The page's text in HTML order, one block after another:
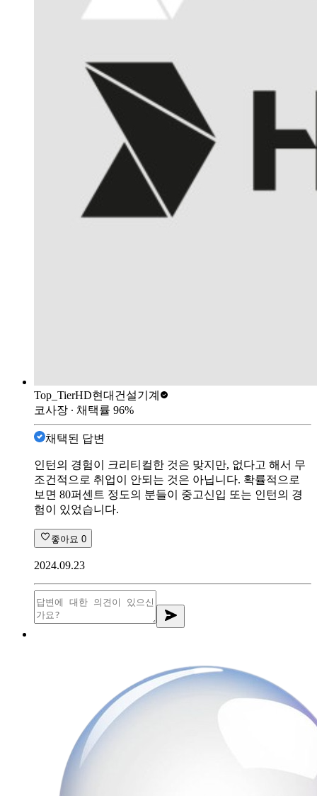
Top_TierHD현대건설기계
코사장 ∙ 채택률 96%
채택된 답변
인턴의 경험이 크리티컬한 것은 맞지만, 없다고 해서 무
조건적으로 취업이 안되는 것은 아닙니다. 확률적으로
보면 80퍼센트 정도의 분들이 중고신입 또는 인턴의 경
험이 있었습니다.
좋아요 0
2024.09.23